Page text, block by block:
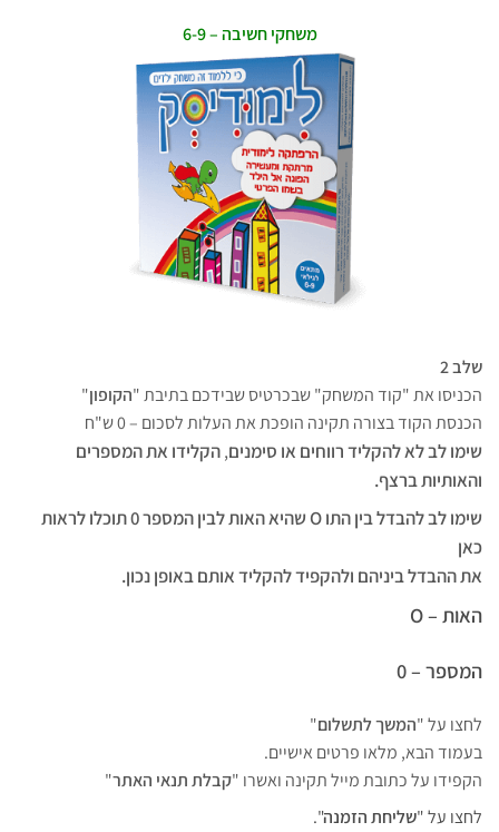
משחקי חשיבה – 6-9
שלב 2
הכניסו את "קוד המשחק" שבכרטיס שבידכם בתיבת "הקופון"
הכנסת הקוד בצורה תקינה הופכת את העלות לסכום – 0 ש"ח
שימו לב לא להקליד רווחים או סימנים,הקלידו את המספרים
והאותיות ברצף.
שימו לב להבדל בין התו O שהיא האות לבין המספר 0 תוכלו לראות
כאן
את ההבדל ביניהם ולהקפיד להקליד אותם באופן נכון.
האות – O
המספר – 0
לחצו על "המשך לתשלום"
בעמוד הבא, מלאו פרטים אישיים.
הקפידו על כתובת מייל תקינה ואשרו "קבלת תנאי האתר"
לחצו על "שליחת הזמנה".